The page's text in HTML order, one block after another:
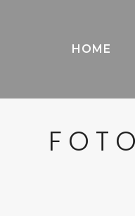
HOME